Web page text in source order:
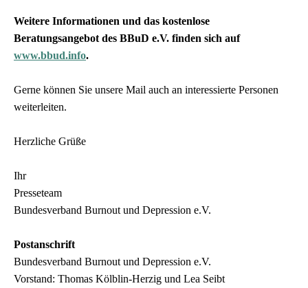
Weitere Informationen und das kostenlose
Beratungsangebot des BBuD e.V. finden sich auf
www.bbud.info.
Gerne können Sie unsere Mail auch an interessierte Personen
weiterleiten.
Herzliche Grüße
Ihr
Presseteam
Bundesverband Burnout und Depression e.V.
Postanschrift
Bundesverband Burnout und Depression e.V.
Vorstand: Thomas Kölblin-Herzig und Lea Seibt